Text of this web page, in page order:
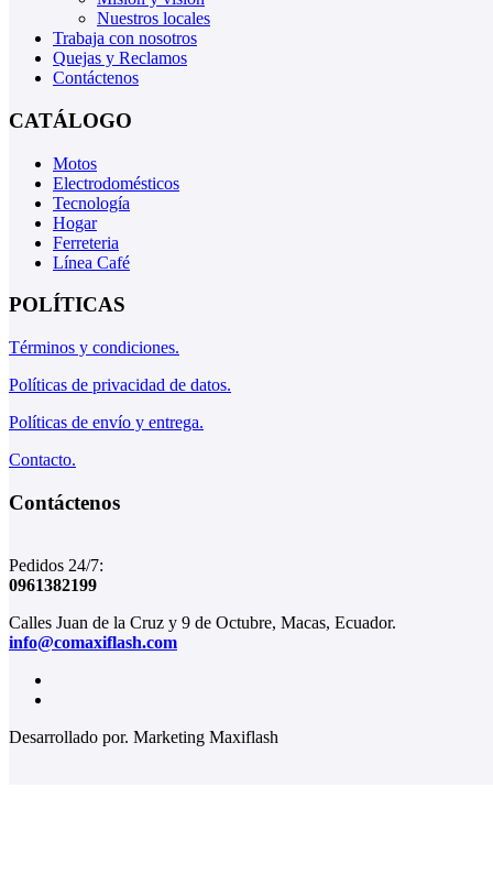
Nuestros locales
Trabaja con nosotros
Quejas y Reclamos
Contáctenos
CATÁLOGO
Motos
Electrodomésticos
Tecnología
Hogar
Ferreteria
Línea Café
POLÍTICAS
Términos y condiciones.
Políticas de privacidad de datos.
Políticas de envío y entrega.
Contacto.
Contáctenos
Pedidos 24/7:
0961382199
Calles Juan de la Cruz y 9 de Octubre, Macas, Ecuador.
info@comaxiflash.com
Desarrollado por. Marketing Maxiflash